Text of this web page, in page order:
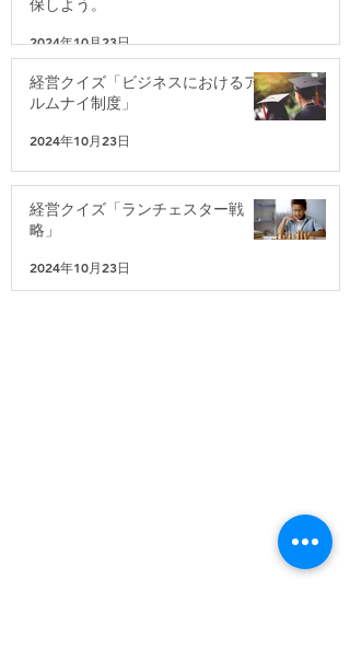
保しよう。
2024年10月23日
経営クイズ「ビジネスにおけるア
ルムナイ制度」
2024年10月23日
経営クイズ「ランチェスター戦
略」
2024年10月23日